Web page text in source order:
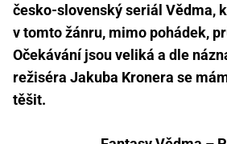
česko-slovenský seriál Vědma,
v tomto žánru, mimo pohádek,
Očekávání jsou veliká a dle
režiséra Jakuba Kronera se
těšit.